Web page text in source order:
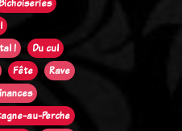
!
Du cul
Fête
Rave
au-Perche